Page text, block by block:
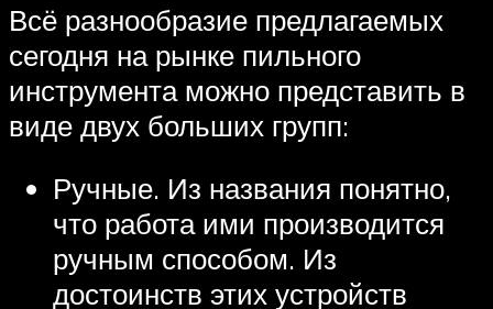
Всё разнообразие предлагаемых
сегодня на рынке пильного
инструмента можно представить в
виде двух больших групп:
Ручные. Из названия понятно,
что работа ими производится
ручным способом. Из
достоинств этих устройств